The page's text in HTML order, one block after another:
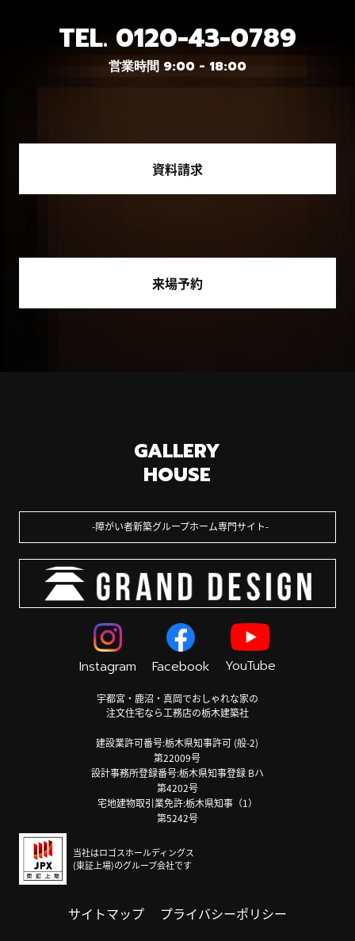
TEL. 0120-43-0789
営業時間 9:00 - 18:00
資料請求
来場予約
GALLERY
HOUSE
障がい者新築グループホーム専門サイト
Instagram Facebook YouTube
宇都宮・鹿沼・真岡でおしゃれな家の
注文住宅なら工務店の栃木建築社
建設業許可番号:栃木県知事許可 (般-2)
第22009号
設計事務所登録番号:栃木県知事登録 Bハ
第4202号
宅地建物取引業免許:栃木県知事（1）
第5242号
当社はロゴスホールディングス
(東証上場)のグループ会社です
サイトマップ プライバシーポリシー